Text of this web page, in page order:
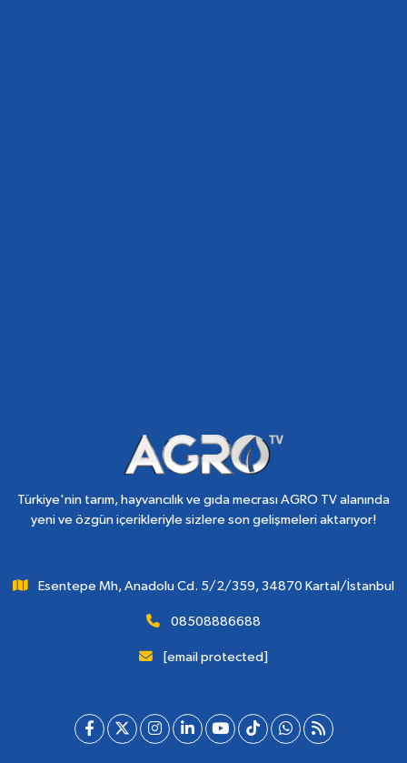
Türkiye'nin tarım, hayvancılık ve gıda mecrası AGRO TV alanında
yeni ve özgün içerikleriyle sizlere son gelişmeleri aktarıyor!
Esentepe Mh, Anadolu Cd. 5/2/359, 34870 Kartal/İstanbul
08508886688
[email protected]